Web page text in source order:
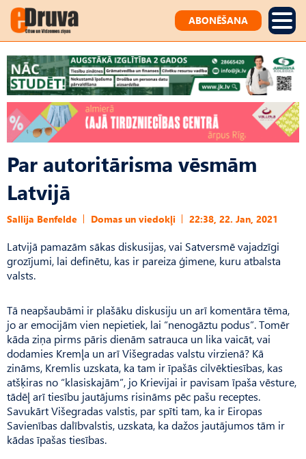
ABONĒŠANA
Par autoritārisma vēsmām
Latvijā
Sallija Benfelde Domas un viedokļi 22:38, 22. Jan, 2021
Latvijā pamazām sākas diskusijas, vai Satversmē vajadzīgi
grozījumi, lai definētu, kas ir pareiza ģimene, kuru atbalsta
valsts.
Tā neapšaubāmi ir plašāku diskusiju un arī komentāra tēma,
jo ar emocijām vien nepietiek, lai “nenogāztu podus”. Tomēr
kāda ziņa pirms pāris dienām satrauca un lika vaicāt, vai
dodamies Kremļa un arī Više­gradas valstu virzienā? Kā
zināms, Kremlis uzskata, ka tam ir īpašās cilvēktiesības, kas
atšķiras no “klasiskajām”, jo Krievijai ir pavisam īpaša vēsture,
tādēļ arī tiesību jautājums risināms pēc pašu receptes.
Savukārt Više­gradas valstis, par spīti tam, ka ir Eiropas
Savienības dalībvalstis, uzskata, ka dažos jautājumos tām ir
kādas īpašas tiesības.